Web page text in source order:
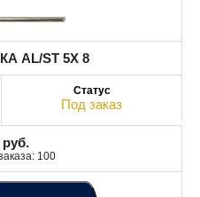
AL/ST 5X 8
Под заказ
руб.
100